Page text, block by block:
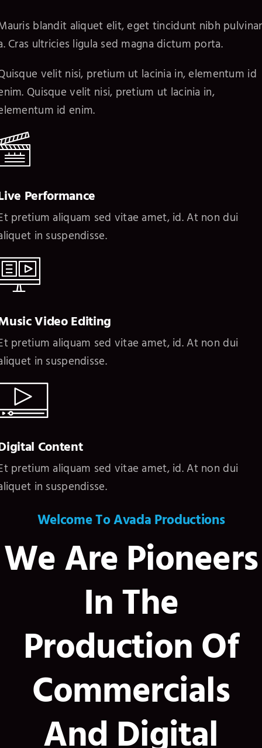
blandit aliquet elit, eget tincidunt nibh pulvinar
Cras ultricies ligula sed magna dictum porta.
velit nisi, pretium ut lacinia in, elementum id
Quisque velit nisi, pretium ut lacinia in,
id enim.
Performance
pretium aliquam sed vitae amet, id. At non dui
in suspendisse.
Video Editing
pretium aliquam sed vitae amet, id. At non dui
in suspendisse.
Content
pretium aliquam sed vitae amet, id. At non dui
in suspendisse.
Welcome To Avada Productions
We Are Pioneers
In The
Production Of
Commercials